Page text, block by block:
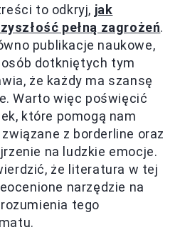
to odkryj, jak
pełną zagrożeń.
publikacje naukowe,
dotkniętych tym
że każdy ma szansę
Warto więc poświęcić
które pomogą nam
z borderline oraz
na ludzkie emocje.
że literatura w tej
narzędzie na
tego